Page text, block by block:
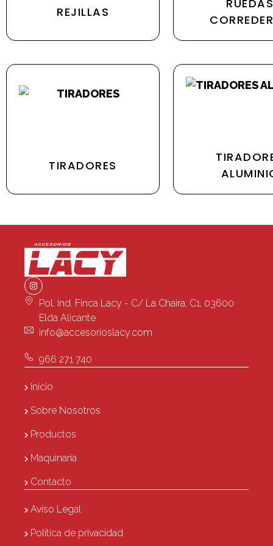
REJILLAS
RUEDAS
TIRADORES
Pol. Ind. Finca Lacy - C/ La Chaira, C1, 03600
Elda Alicante
info@accesorioslacy.com
966 271 740
Inicio
Sobre Nosotros
Productos
Maquinaria
Contacto
Aviso Legal
Política de privacidad